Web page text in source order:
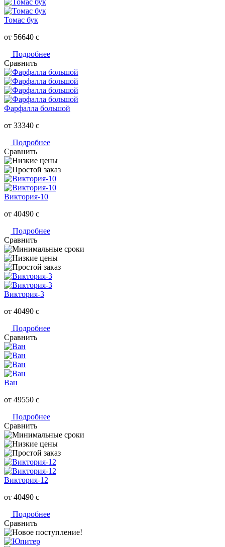
Томас бук
от 56640 c
Подробнее
Сравнить
Фарфалла большой
от 33340 c
Подробнее
Сравнить
Виктория-10
от 40490 c
Подробнее
Сравнить
Виктория-3
от 40490 c
Подробнее
Сравнить
Ван
от 49550 c
Подробнее
Сравнить
Виктория-12
от 40490 c
Подробнее
Сравнить